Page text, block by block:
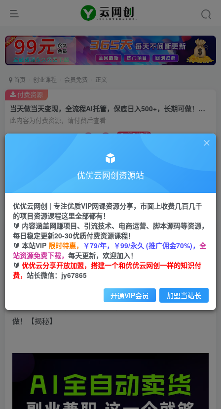
首页 创业课程 会员免费 正文
当天做当天变现，全流程AI托管，保底日入500+，长期可做！【揭秘】
此内容为付费资源，请付费后查看
9.9 限时特惠
立即购买
付费资源
当天做当天变现，全流程AI托管，保底日入
500+，长期可做！【揭秘】
优优云网创
29天前发布
关注 私信
10 0
当天做当天变现，全流程AI托管，保底日入500+，长期可
做！【揭秘】
优优云网创资源站
优优云网创 | 专注优质VIP网课资源分享，市面上收费几百几千
的项目资源课程这里全部都有！
🔰 内容涵盖网赚项目、引流技术、电商运营、脚本源码等资源，
每日稳定更新20-30优质付费资源课程！
🔰 本站VIP 限时特惠， ￥79/年，￥99/永久 (推广佣金70%)， 全
站资源免费下载， 每天更新，欢迎加入！
🔰 优优云分享开放加盟，搭建一个和优优云网创一样的知识付
费， 站长微信：jy67865
开通VIP会员 加盟当站长